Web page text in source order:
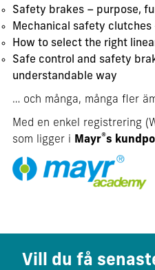
Safety brakes – purpose,
Mechanical safety clutches
How to select the right
Safe control and safety
understandable way
… och många, många fler
Med en enkel registrering
som ligger i Mayr®s
Vill du få